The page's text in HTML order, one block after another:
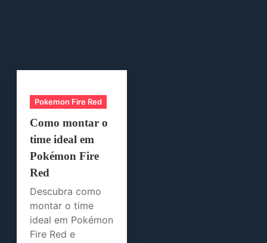
Pokemon Fire Red
Como montar o
time ideal em
Pokémon Fire
Red
Descubra como
montar o time
ideal em Pokémon
Fire Red e